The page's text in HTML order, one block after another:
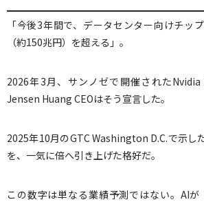
「今後3年間で、データセンター向けチッ
（約150兆円）を超える」。
2026年3月、サンノゼで開催されたNvidia
Jensen Huang CEOはそう宣言した。
2025年10月のGTC Washington D.C.で示し
を、一気に倍へ引き上げた格好だ。
この数字は単なる業績予測ではない。AI